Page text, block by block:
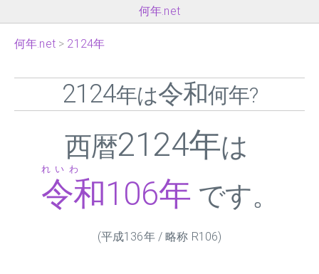
何年.net
何年.net 2124年
2124年は令和何年?
西暦2124年は
令和106年
れいわ
です。
(平成136年 / 略称 R106)